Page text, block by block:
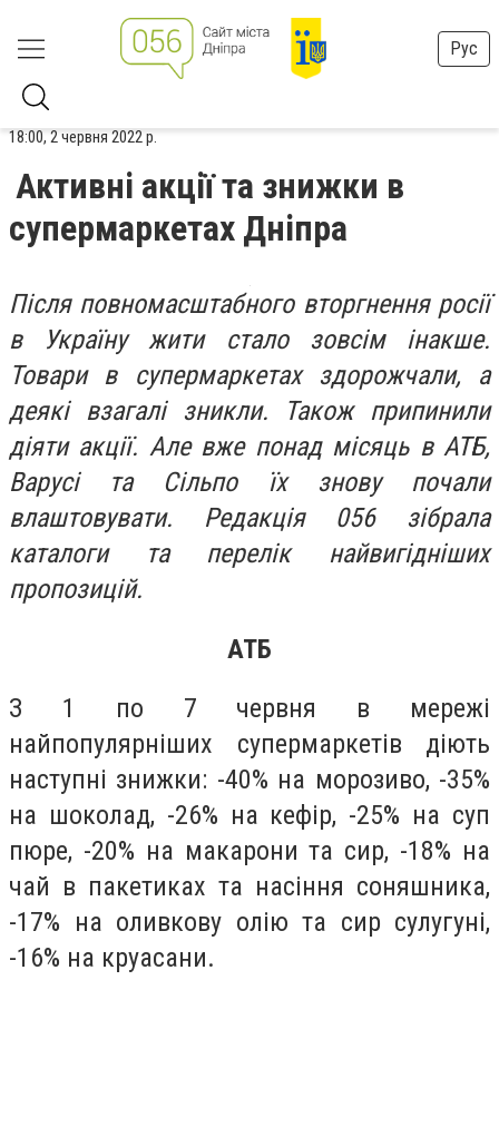
Рус
18:00, 2 червня 2022 р.
Активні акції та знижки в
супермаркетах Дніпра
Після повномасштабного вторгнення росії
в Україну жити стало зовсім інакше.
Товари в супермаркетах здорожчали, а
деякі взагалі зникли. Також припинили
діяти акції. Але вже понад місяць в АТБ,
Варусі та Сільпо їх знову почали
влаштовувати. Редакція 056 зібрала
каталоги та перелік найвигідніших
пропозицій.
АТБ
З 1 по 7 червня в мережі
найпопулярніших супермаркетів діють
наступні знижки: -40% на морозиво, -35%
на шоколад, -26% на кефір, -25% на суп
пюре, -20% на макарони та сир, -18% на
чай в пакетиках та насіння соняшника,
-17% на оливкову олію та сир сулугуні,
-16% на круасани.